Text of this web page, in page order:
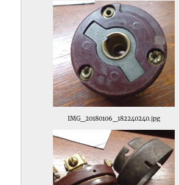
IMG_20180106_182240240.jpg